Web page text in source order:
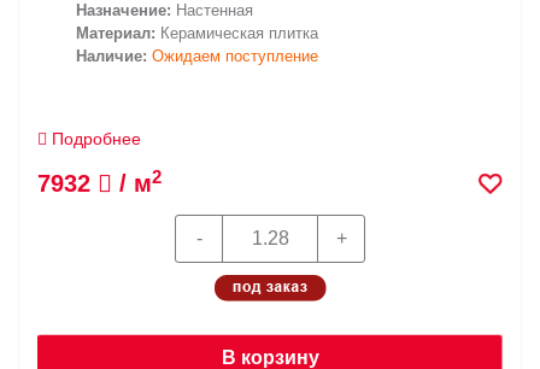
Назначение: Настенная
Материал: Керамическая плитка
Наличие: Ожидаем поступление
Подробнее
7932 / м2
В корзину